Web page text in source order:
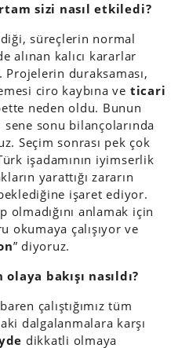
sizi nasıl etkiledi?
süreçlerin normal
alınan kalıcı kararlar
Projelerin duraksaması,
ciro kaybına ve ticari
neden oldu. Bunun
sonu bilançolarında
Seçim sonrası pek çok
işadamının iyimserlik
yarattığı zararın
işaret ediyor.
olmadığını anlamak için
okumaya çalışıyor ve
” diyoruz.
olaya bakışı nasıldı?
çalıştığımız tüm
dalgalanmalara karşı
dikkatli olmaya